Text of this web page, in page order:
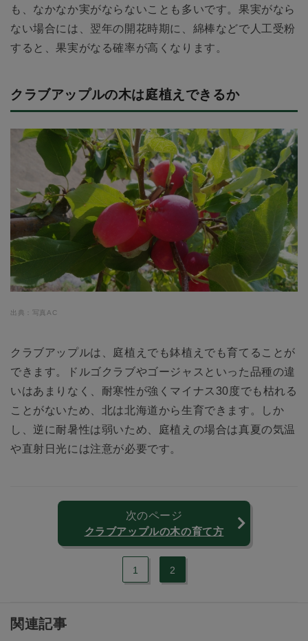
も、なかなか実がならないことも多いです。果実がなら
ない場合には、翌年の開花時期に、綿棒などで人工受粉
すると、果実がなる確率が高くなります。
クラブアップルの木は庭植えできるか
出典：写真AC
クラブアップルは、庭植えでも鉢植えでも育てることが
できます。ドルゴクラブやゴージャスといった品種の違
いはあまりなく、耐寒性が強くマイナス30度でも枯れる
ことがないため、北は北海道から生育できます。しか
し、逆に耐暑性は弱いため、庭植えの場合は真夏の気温
や直射日光には注意が必要です。
次のページ
クラブアップルの木の育て方
1 2
関連記事